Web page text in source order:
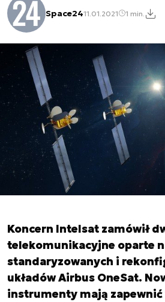
Space2411.01.2021 1 min.
Koncern Intelsat zamówił
telekomunikacyjne oparte
standaryzowanych i
układów Airbus OneSat.
instrumenty mają zapewnić